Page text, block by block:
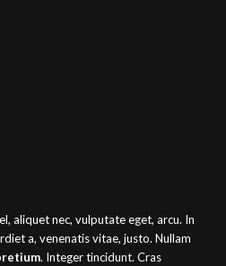
aliquet nec, vulputate eget, arcu. In
a, venenatis vitae, justo. Nullam
. Integer tincidunt. Cras